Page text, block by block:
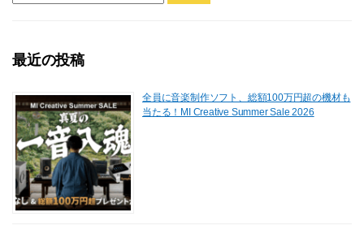
最近の投稿
全員に音楽制作ソフト、総額100万円超の機材も
当たる！MI Creative Summer Sale 2026